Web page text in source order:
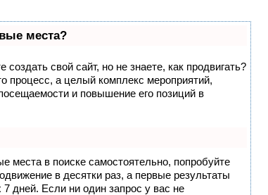
места?
свой сайт, но не знаете, как продвигать?
процесс, а целый комплекс мероприятий,
и повышение его позиций в
места в поиске самостоятельно, попробуйте
в десятки раз, а первые результаты
дней. Если ни один запрос у вас не